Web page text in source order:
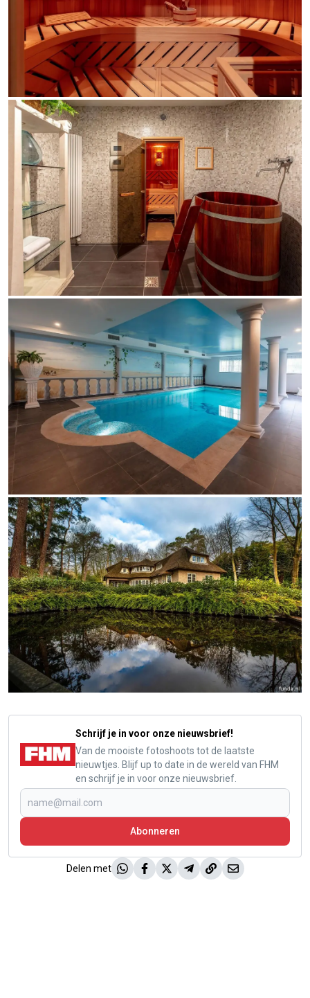
Schrijf je in voor onze nieuwsbrief!
Van de mooiste fotoshoots tot de laatste
nieuwtjes. Blijf up to date in de wereld van FHM
en schrijf je in voor onze nieuwsbrief.
Abonneren
Delen met